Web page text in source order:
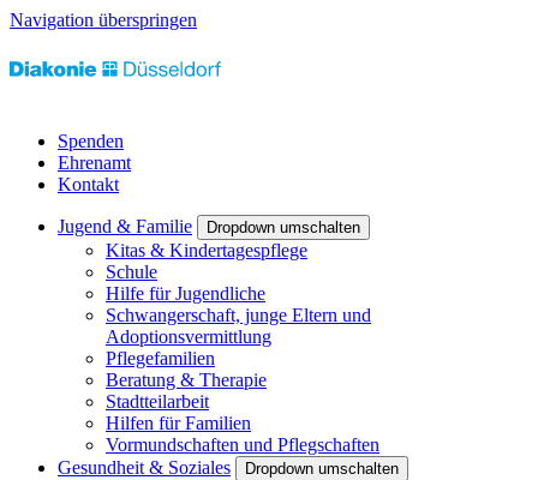
Navigation überspringen
Spenden
Ehrenamt
Kontakt
Jugend & Familie Dropdown umschalten
Kitas & Kindertagespflege
Schule
Hilfe für Jugendliche
Schwangerschaft, junge Eltern und
Adoptionsvermittlung
Pflegefamilien
Beratung & Therapie
Stadtteilarbeit
Hilfen für Familien
Vormundschaften und Pflegschaften
Gesundheit & Soziales
Dropdown umschalten